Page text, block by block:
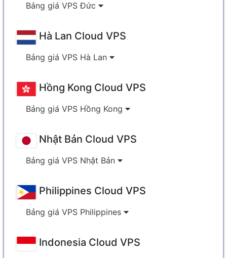
Bảng giá VPS Đức
Hà Lan Cloud VPS
Bảng giá VPS Hà Lan
Hồng Kong Cloud VPS
Bảng giá VPS Hồng Kong
Nhật Bản Cloud VPS
Bảng giá VPS Nhật Bản
Philippines Cloud VPS
Bảng giá VPS Philippines
Indonesia Cloud VPS